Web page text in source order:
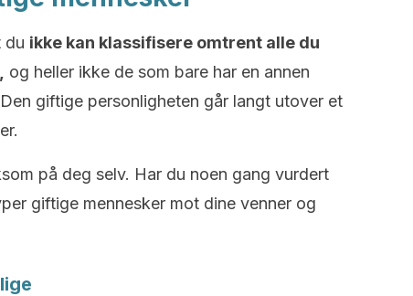
du ikke kan klassifisere omtrent alle du
og heller ikke de som bare har en annen
giftige personligheten går langt utover et
på deg selv. Har du noen gang vurdert
giftige mennesker mot dine venner og